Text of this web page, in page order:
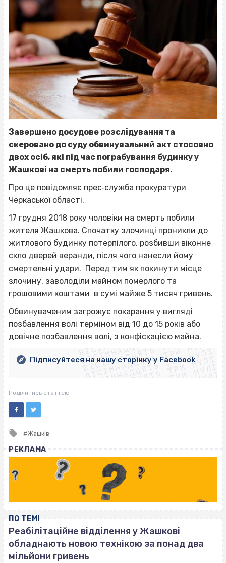
Завершено досудове розслідування та
скеровано до суду обвинувальний акт стосовно
двох осіб, які під час пограбування будинку у
Жашкові на смерть побили господаря.
Про це повідомляє прес‐служба прокуратури
Черкаської області.
17 грудня 2018 року чоловіки на смерть побили
жителя Жашкова. Спочатку злочинці проникли до
житлового будинку потерпілого, розбивши віконне
скло дверей веранди, після чого нанесли йому
смертельні удари. Перед тим як покинути місце
злочину, заволоділи майном померлого та
грошовими коштами в сумі майже 5 тисяч гривень.
Обвинуваченим загрожує покарання у вигляді
позбавлення волі терміном від 10 до 15 років або
довічне позбавлення волі, з конфіскацією майна.
ВІСІМНАДЦЯТЬ ТРИ НУЛІ
ВІСІМНАДЦЯТЬ ТРИ НУЛІ
ВІСІМНАДЦЯТЬ ТРИ НУЛІ
ВІСІМНАДЦЯТЬ ТРИ НУЛІ
ВІСІМНАДЦЯТЬ ТРИ НУЛІ
ВІСІМНАДЦЯТЬ ТРИ НУЛІ
ВІСІМНАДЦЯТЬ ТРИ НУЛІ
ВІСІМНАДЦЯТЬ ТРИ НУЛІ
Підписуйтеся на нашу сторінку у Facebook
Поділитись статтею
Tagged
Жашків
РЕКЛАМА
ПО ТЕМІ
Реабілітаційне відділення у Жашкові
обладнають новою технікою за понад два
мільйони гривень